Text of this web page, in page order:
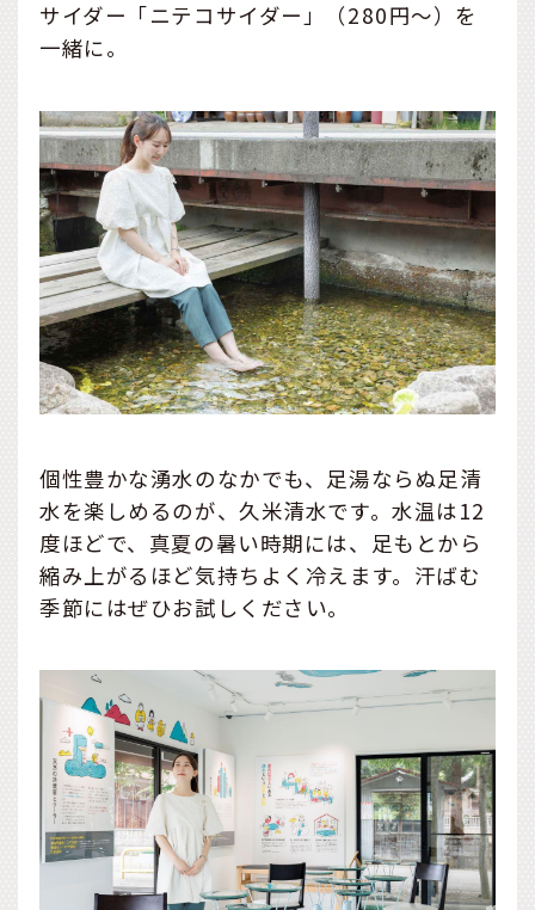
サイダー「ニテコサイダー」（280円～）を
一緒に。
個性豊かな湧水のなかでも、足湯ならぬ足清
水を楽しめるのが、久米清水です。水温は12
度ほどで、真夏の暑い時期には、足もとから
縮み上がるほど気持ちよく冷えます。汗ばむ
季節にはぜひお試しください。